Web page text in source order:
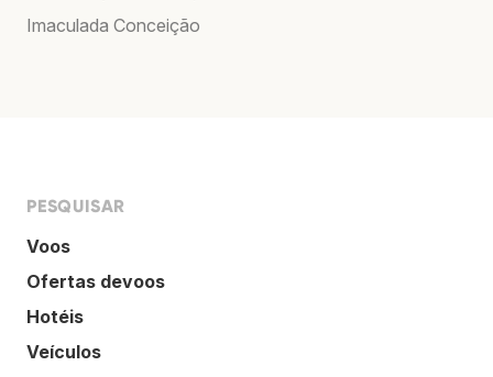
Imaculada Conceição
PESQUISAR
Voos
Ofertas devoos
Hotéis
Veículos